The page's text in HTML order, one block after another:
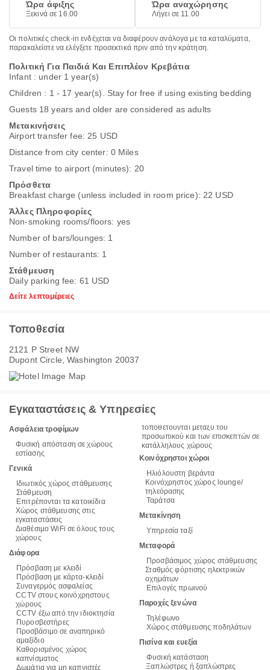
Ώρα άφιξης
Ξεκινά σε 16.00
Ώρα αναχώρησης
Λήγει σε 11.00
Οι πολιτικές check-in ενδέχεται να διαφέρουν ανάλογα με τα καταλύματα,
παρακαλείστε να ελέγξετε προσεκτικά πριν από την κράτηση.
Πολιτική Για Παιδιά Και Επιπλέον Κρεβάτια
Infant : under 1 year(s)
Children : 1 - 17 year(s). Stay for free if using existing bedding
Guests 18 years and older are considered as adults
Μετακινήσεις
Airport transfer fee: 25 USD
Distance from city center: 0 Miles
Travel time to airport (minutes): 20
Πρόσθετα
Breakfast charge (unless included in room price): 22 USD
Άλλες Πληροφορίες
Non-smoking rooms/floors: yes
Number of bars/lounges: 1
Number of restaurants: 1
Στάθμευση
Daily parking fee: 61 USD
Δείτε λεπτομέρειες
Τοποθεσία
2121 P Street NW
Dupont Circle, Washington 20037
Εγκαταστάσεις & Υπηρεσίες
Ασφάλεια τροφίμων
Φυσική απόσταση σε χώρους
εστίασης
Γενικά
Ιδιωτικός χώρος στάθμευσης
Στάθμευση
Επιτρέπονται τα κατοικίδια
Χώρος στάθμευσης στις
εγκαταστάσεις
Διαθέσιμο WiFi σε όλους τους
χώρους
Διάφορα
Πρόσβαση με κλειδί
Πρόσβαση με κάρτα-κλειδί
Συναγερμός ασφαλείας
CCTV στους κοινόχρηστους
χώρους
CCTV έξω από την ιδιοκτησία
Πυροσβεστήρες
Προσβάσιμο σε αναπηρικό
αμαξίδιο
Καθορισμένος χώρος
καπνίσματος
Δωμάτια για μη καπνιστές
τοποθετούνται μεταξύ του
προσωπικού και των επισκεπτών σε
κατάλληλους χώρους
Κοινόχρηστοι χώροι
Ηλιόλουστη βεράντα
Κοινόχρηστος χώρος lounge/
τηλεόρασης
Ταράτσα
Μετακίνηση
Υπηρεσία ταξί
Μεταφορά
Προσβάσιμος χώρος στάθμευσης
Σταθμός φόρτισης ηλεκτρικών
οχημάτων
Επιλογές πρωινού
Παροχές ξενώνα
Τηλέφωνο
Χώρος στάθμευσης ποδηλάτων
Πισίνα και ευεξία
Φυσική κατάσταση
Ξαπλώστρες ή ξαπλώστρες